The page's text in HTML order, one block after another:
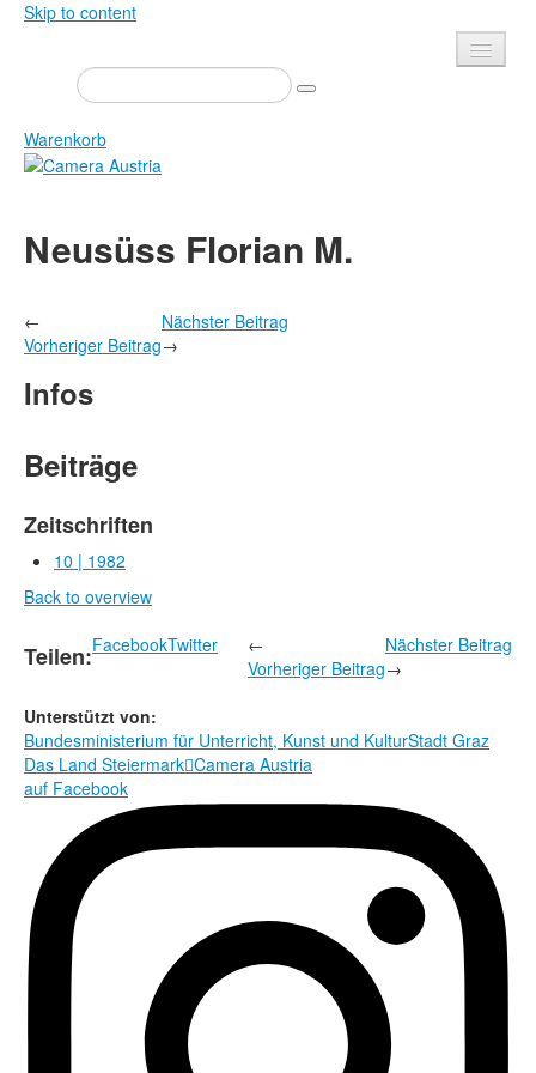
Skip to content
Presse
Veranstaltungen
Newsletter
Über uns
Shop
Warenkorb
Zeitschrift
Bücher
Camera Austria Preis
Rechtliche Informationen
Neusüss Florian M.
←
Vorheriger Beitrag
Nächster Beitrag
→
Infos
Beiträge
Zeitschriften
10 | 1982
Back to overview
Teilen:FacebookTwitter
←
Vorheriger Beitrag
Nächster Beitrag
→
Unterstützt von:
Bundesministerium für Unterricht, Kunst und KulturStadt Graz
Das Land SteiermarkCamera Austria
auf Facebook